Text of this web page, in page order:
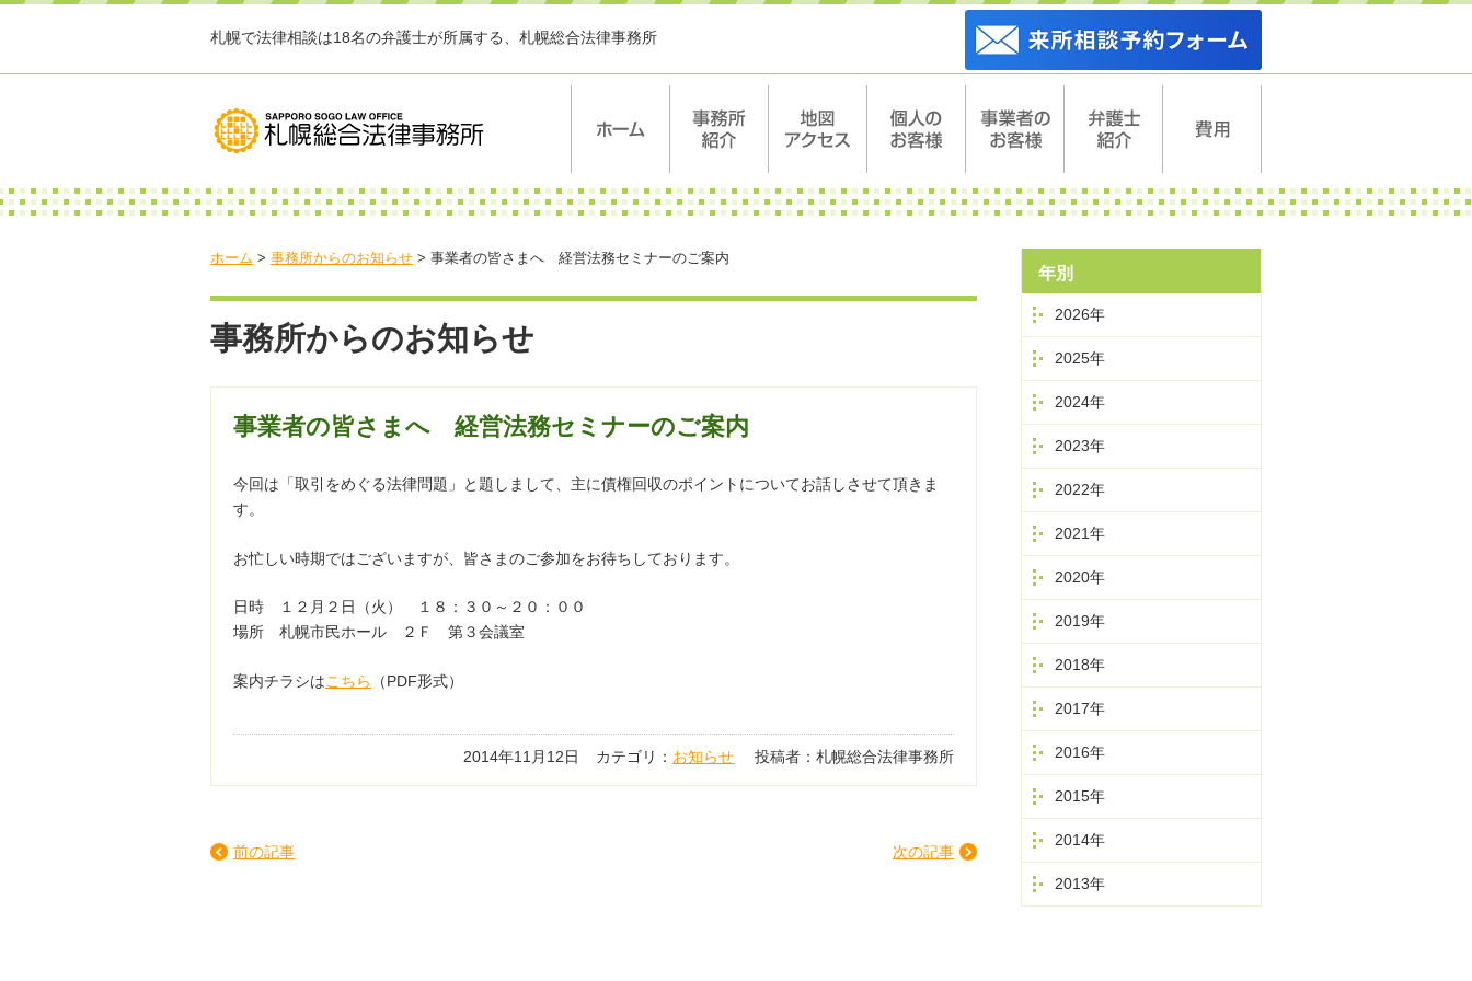
セス
様
客様
札幌で法律相談は18名の弁護士が所属する、札幌総合法律事務所
ホーム > 事務所からのお知らせ > 事業者の皆さまへ 経営法務セミナーのご案内
事務所からのお知らせ
事業者の皆さまへ 経営法務セミナーのご案内
今回は「取引をめぐる法律問題」と題しまして、主に債権回収のポイントについてお話しさせて頂きま
す。
お忙しい時期ではございますが、皆さまのご参加をお待ちしております。
日時 １２月２日（火） １８：３０～２０：００
場所 札幌市民ホール ２Ｆ 第３会議室
案内チラシはこちら （PDF形式）
2014年11月12日 カテゴリ： お知らせ 投稿者：札幌総合法律事務所
前の記事 次の記事
年別
2026年
2025年
2024年
2023年
2022年
2021年
2020年
2019年
2018年
2017年
2016年
2015年
2014年
2013年